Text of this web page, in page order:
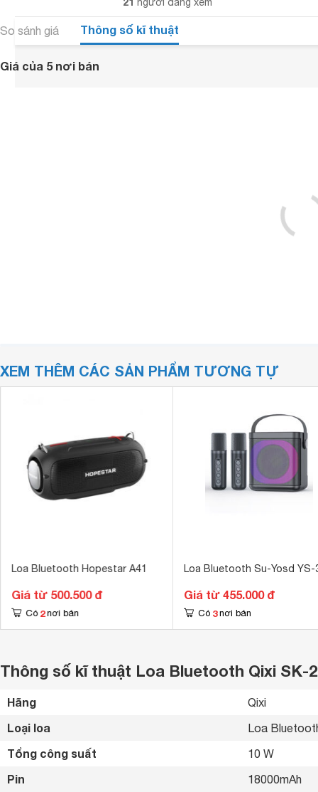
So sánh giá Thông số kĩ thuật
Giá của 5 nơi bán
XEM THÊM CÁC SẢN PHẨM TƯƠNG TỰ
Loa Bluetooth Hopestar A41
Giá từ 500.500 đ
Có 2 nơi bán
Loa Bluetooth Su-Yosd YS-
Giá từ 455.000 đ
Có 3 nơi bán
Thông số kĩ thuật Loa Bluetooth Qixi SK-
Hãng Qixi
Loại loa Loa
Tổng công suất 10 W
Pin 18000mAh